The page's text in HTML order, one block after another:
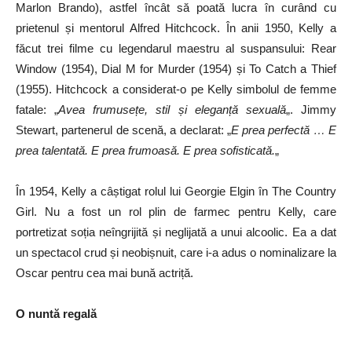
Marlon Brando), astfel încât să poată lucra în curând cu
prietenul și mentorul Alfred Hitchcock. În anii 1950, Kelly a
făcut trei filme cu legendarul maestru al suspansului: Rear
Window (1954), Dial M for Murder (1954) și To Catch a Thief
(1955). Hitchcock a considerat-o pe Kelly simbolul de femme
fatale: „Avea frumusețe, stil și eleganță sexuală„. Jimmy
Stewart, partenerul de scenă, a declarat: „E prea perfectă … E
prea talentată. E prea frumoasă. E prea sofisticată.„
În 1954, Kelly a câștigat rolul lui Georgie Elgin în The Country
Girl. Nu a fost un rol plin de farmec pentru Kelly, care
portretizat soția neîngrijită și neglijată a unui alcoolic. Ea a dat
un spectacol crud și neobișnuit, care i-a adus o nominalizare la
Oscar pentru cea mai bună actriță.
O nuntă regală